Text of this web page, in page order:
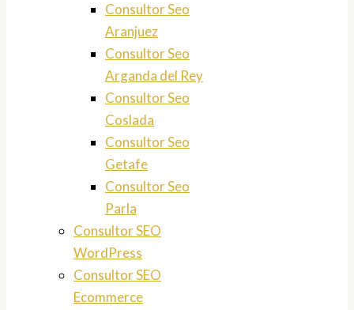
Consultor Seo
Aranjuez
Consultor Seo
Arganda del Rey
Consultor Seo
Coslada
Consultor Seo
Getafe
Consultor Seo
Parla
Consultor SEO
WordPress
Consultor SEO
Ecommerce